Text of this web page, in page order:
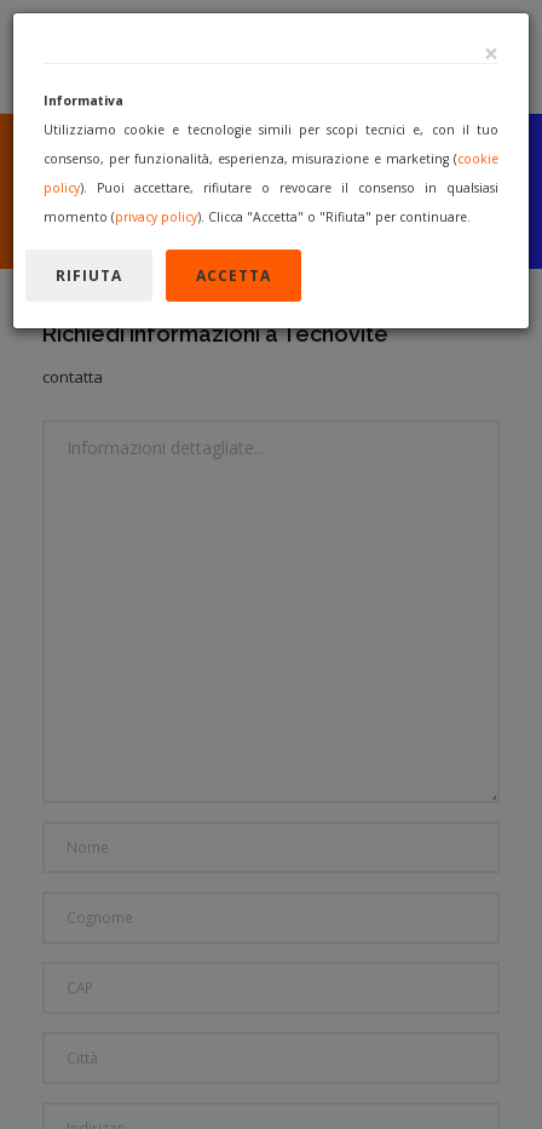
SEI UN COSTRUTTORE
O UN RIVENDITORE?
PUBBLICA GRATUITAMENTE
I TUOI MACCHINARI
INIZIA A VENDERE
Richiedi informazioni a Tecnovite
contatta
×
Informativa
Utilizziamo cookie e tecnologie simili per scopi tecnici e, con il tuo
consenso, per funzionalità, esperienza, misurazione e marketing (cookie
policy). Puoi accettare, rifiutare o revocare il consenso in qualsiasi
momento (privacy policy). Clicca "Accetta" o "Rifiuta" per continuare.
RIFIUTA ACCETTA